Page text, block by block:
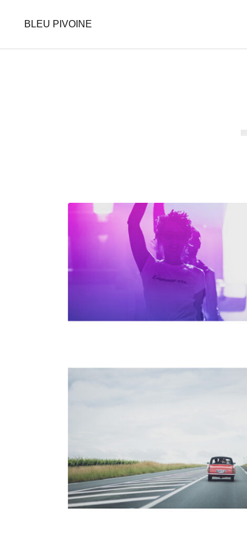
BLEU PIVOINE